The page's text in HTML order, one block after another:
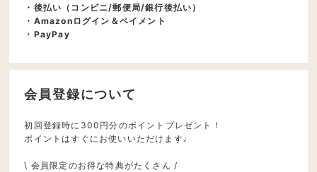
・後払い（コンビニ/郵便局/銀行後払い）
・Amazonログイン＆ペイメント
・PayPay
会員登録について
初回登録時に300円分のポイントプレゼント！
ポイントはすぐにお使いいただけます♩
\ 会員限定のお得な特典がたくさん /